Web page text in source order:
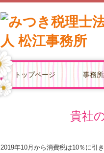
トップページ 事務
貴社
2019年10月から消費税は10％に引